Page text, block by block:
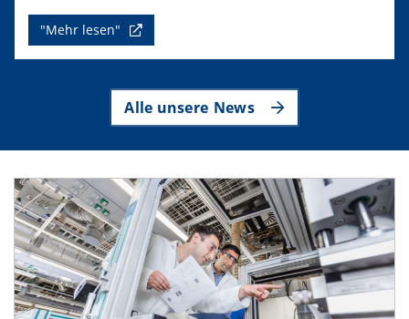
"Mehr lesen"
Alle unsere News